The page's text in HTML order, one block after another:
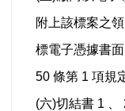
附上該標案之領
標電子憑據書
50 條第 1 項規
(六)切結書 1 、